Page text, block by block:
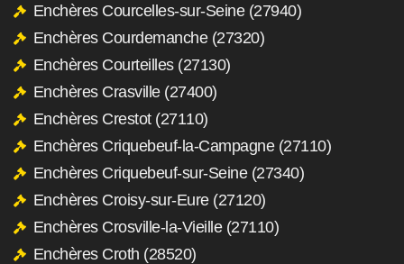
Enchères Courcelles-sur-Seine (27940)
Enchères Courdemanche (27320)
Enchères Courteilles (27130)
Enchères Crasville (27400)
Enchères Crestot (27110)
Enchères Criquebeuf-la-Campagne (27110)
Enchères Criquebeuf-sur-Seine (27340)
Enchères Croisy-sur-Eure (27120)
Enchères Crosville-la-Vieille (27110)
Enchères Croth (28520)